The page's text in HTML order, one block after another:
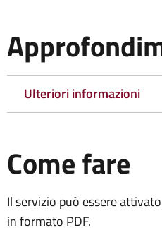
Ulteriori informazioni
Come fare
Il servizio può essere
in formato PDF.